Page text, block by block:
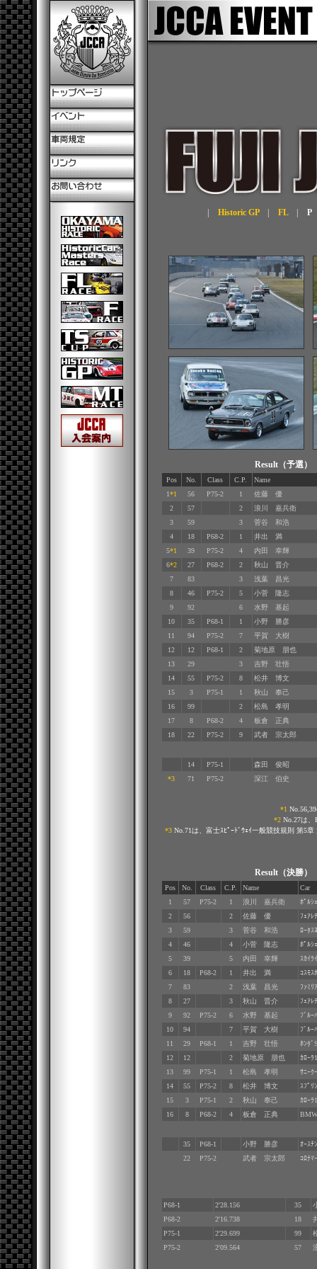
Historic GP| FL| P
Result（予選
Pos No. Class C.P.
Name
1*1 56 P75-2 1
佐藤 優
2
57 2
浪川 嘉兵衛
3
59 3
菅谷 和浩
4
18 P68-2 1
井出 満
5*1 39 P75-2 4
内田 幸輝
6*2 27 P68-2 2
秋山 晋介
7
83 3
浅葉 昌光
8
46 P75-2 5
小菅 隆志
9
92 6
水野 基起
10
35 P68-1 1
小野 勝彦
11
94 P75-2 7
平賀 大樹
12
12 P68-1 2
菊地原 朋也
13
29 3
吉野 壮悟
14
55 P75-2 8
松井 博文
15
3 P75-1 1
秋山 奉己
16
99 2
松島 孝明
17
8 P68-2 4
板倉 正典
18
22 P75-2 9 武者 宗太郎
14 P75-1
森田 俊昭
*3
71 P75-2 深江 伯史
*1
*2 No.27は
*3 No.71は、富士ｽﾋﾟｰﾄﾞｳｪｲ一般競技規則 第5
Result（決勝
Pos No. Class C.P. Name
Car
1
57 P75-2 1 浪川 嘉兵衛
ﾎﾟﾙｼ
2
56 2 佐藤 優
ﾌｪｱﾚ
3
59 3 菅谷 和浩
ﾛｰﾀｽ
4
46 4 小菅 隆志
ﾎﾟﾙｼ
5
39 5 内田 幸輝
ｽｶｲﾗ
6
18 P68-2 1 井出 満
ｺｽﾓｽ
7
83 2 浅葉 昌光
ﾌｧﾐﾘ
8
27 3 秋山 晋介
ﾌｪｱﾚ
9
92 P75-2 6 水野 基起
ﾌﾞﾙｰ
10
94 7 平賀 大樹
ﾌﾞﾙｰ
11
29 P68-1 1 吉野 壮悟
ﾎﾝﾀﾞ
12
12 2 菊地原 朋也
ｶﾛｰﾗ
13
99 P75-1 1 松島 孝明
ｻﾆｰｸ
14
55 P75-2 8 松井 博文
ｽﾌﾟﾘ
15
3 P75-1 2 秋山 奉己
ｶﾛｰﾗ
16
8 P68-2 4 板倉 正典
35 P68-1 小野 勝彦
ｵｰｽﾁ
22
P75-2 武者 宗太郎 ｺﾛﾅﾏ
P68-1 2'28.156 35
P68-2
2'16.738 18
P75-1
2'29.699 99
P75-2
2'09.564 57